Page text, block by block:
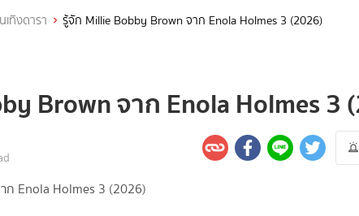
เทิงดารา รู้จัก Millie Bobby Brown จาก Enola Holmes 3 (2026)
Brown จาก Enola Holmes 3